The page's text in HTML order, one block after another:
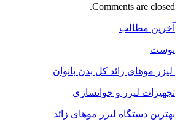
Comments are closed.
آخرین مطالب
پوست
لیزر موهای زائد کل بدن بانوان
تجهیزات لیزر و جوانسازی
بهترین دستگاه لیزر موهای زائد